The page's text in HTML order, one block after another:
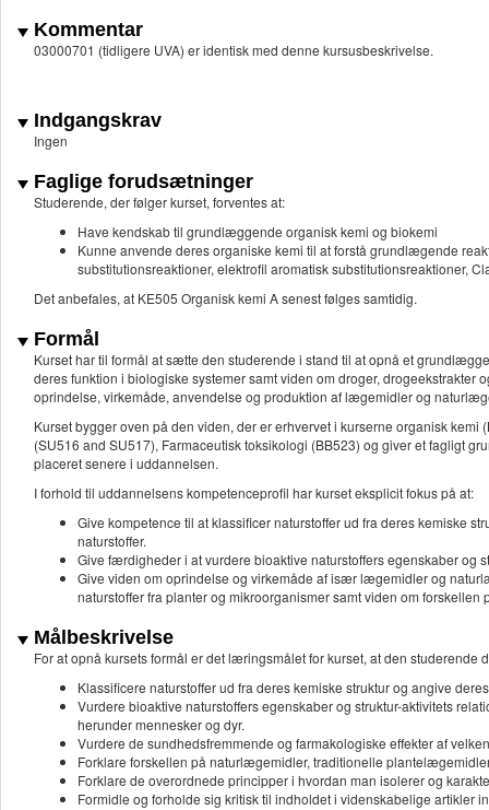
Kommentar
03000701 (tidligere UVA) er identisk med denne kursusbeskrivelse.
Indgangskrav
Ingen
Faglige forudsætninger
Studerende, der følger kurset, forventes at:
Have kendskab til grundlæggende organisk kemi og biokemi
Kunne anvende deres organiske kemi til at forstå grundlægende
substitutionsreaktioner, elektrofil aromatisk substitutionsreaktioner,
Det anbefales, at KE505 Organisk kemi A senest følges samtidig.
Formål
Kurset har til formål at sætte den studerende i stand til at opnå et
deres funktion i biologiske systemer samt viden om droger, drogeekstrakter
oprindelse, virkemåde, anvendelse og produktion af lægemidler og
Kurset bygger oven på den viden, der er erhvervet i kurserne organisk
(SU516 and SU517), Farmaceutisk toksikologi (BB523) og giver et fagligt
placeret senere i uddannelsen.
I forhold til uddannelsens kompetenceprofil har kurset eksplicit fokus på at:
Give kompetence til at klassificer naturstoffer ud fra deres kemiske
naturstoffer.
Give færdigheder i at vurdere bioaktive naturstoffers egenskaber og
Give viden om oprindelse og virkemåde af især lægemidler og
naturstoffer fra planter og mikroorganismer samt viden om
Målbeskrivelse
For at opnå kursets formål er det læringsmålet for kurset, at den studerende
Klassificere naturstoffer ud fra deres kemiske struktur og angive
Vurdere bioaktive naturstoffers egenskaber og struktur-aktivitets
herunder mennesker og dyr.
Vurdere de sundhedsfremmende og farmakologiske effekter af
Forklare forskellen på naturlægemidler, traditionelle
Forklare de overordnede principper i hvordan man isolerer og
Formidle og forholde sig kritisk til indholdet i videnskabelige artikler